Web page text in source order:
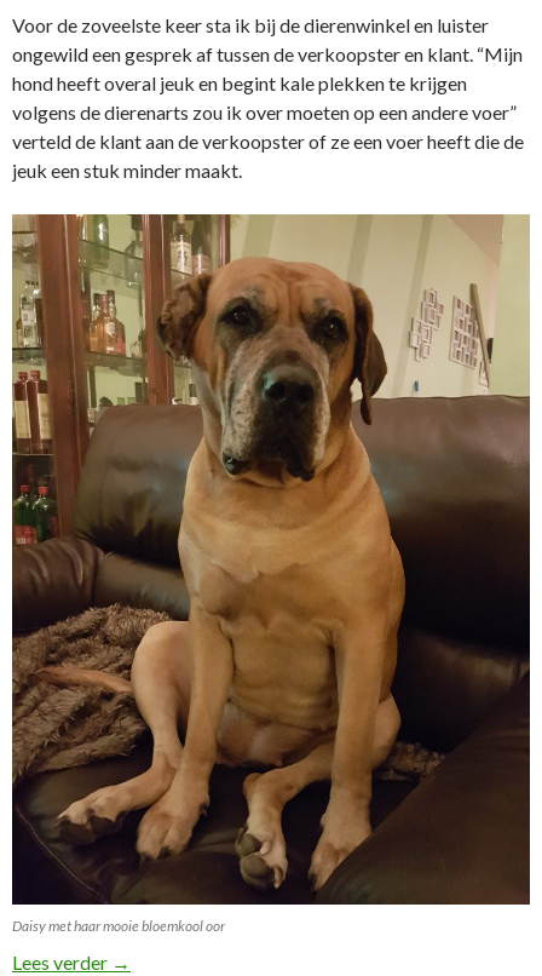
Voor de zoveelste keer sta ik bij de dierenwinkel en luister
ongewild een gesprek af tussen de verkoopster en klant. “Mijn
hond heeft overal jeuk en begint kale plekken te krijgen
volgens de dierenarts zou ik over moeten op een andere voer”
verteld de klant aan de verkoopster of ze een voer heeft die de
jeuk een stuk minder maakt.
Daisy met haar mooie bloemkool oor
Lees verder Heeft je hond heel veel jeuk en wordt hij kaal? lees
→